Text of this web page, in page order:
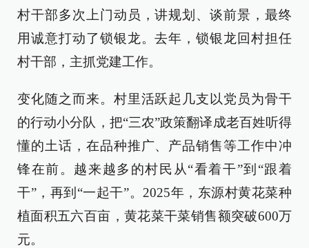
村干部多次上门动员，讲规划、谈前景，最终
用诚意打动了锁银龙。去年，锁银龙回村担任
村干部，主抓党建工作。
变化随之而来。村里活跃起几支以党员为骨干
的行动小分队，把“三农”政策翻译成老百姓听得
懂的土话，在品种推广、产品销售等工作中冲
锋在前。越来越多的村民从“看着干”到“跟着
干”，再到“一起干”。2025年，东源村黄花菜种
植面积五六百亩，黄花菜干菜销售额突破600万
元。